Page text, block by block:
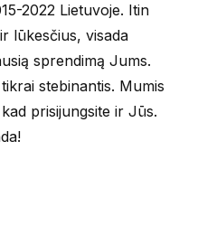
2022 Lietuvoje. Itin
lūkesčius, visada
sprendimą Jums.
stebinantis. Mumis
prisijungsite ir Jūs.